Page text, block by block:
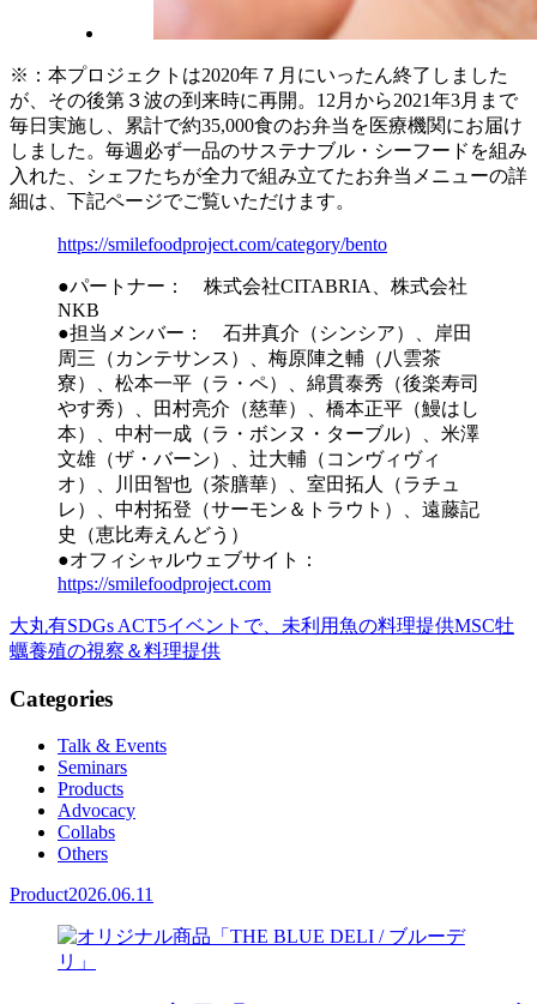
※：本プロジェクトは2020年７月にいったん終了しました
が、その後第３波の到来時に再開。12月から2021年3月まで
毎日実施し、累計で約35,000食のお弁当を医療機関にお届け
しました。毎週必ず一品のサステナブル・シーフードを組み
入れた、シェフたちが全力で組み立てたお弁当メニューの詳
細は、下記ページでご覧いただけます。
https://smilefoodproject.com/category/bento
●パートナー： 株式会社CITABRIA、株式会社
NKB
●担当メンバー： 石井真介（シンシア）、岸田
周三（カンテサンス）、梅原陣之輔（八雲茶
寮）、松本一平（ラ・ペ）、綿貫泰秀（後楽寿司
やす秀）、田村亮介（慈華）、橋本正平（鰻はし
本）、中村一成（ラ・ボンヌ・ターブル）、米澤
文雄（ザ・バーン）、辻大輔（コンヴィヴィ
オ）、川田智也（茶膳華）、室田拓人（ラチュ
レ）、中村拓登（サーモン＆トラウト）、遠藤記
史（恵比寿えんどう）
●オフィシャルウェブサイト：
https://smilefoodproject.com
大丸有SDGs ACT5イベントで、未利用魚の料理提供MSC牡
蠣養殖の視察＆料理提供
Categories
Talk & Events
Seminars
Products
Advocacy
Collabs
Others
Product2026.06.11